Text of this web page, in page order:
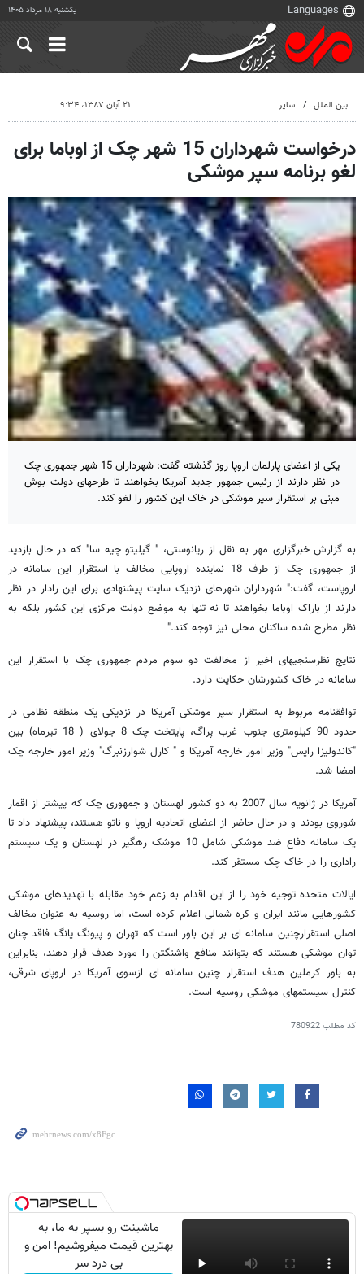
یکشنبه ۱۸ مرداد ۱۴۰۵
بین الملل سایر ۲۱ آبان ۱۳۸۷، ۹:۳۴
درخواست شهرداران 15 شهر چک از اوباما برای
لغو برنامه سپر موشکی
یکی از اعضای پارلمان اروپا روز گذشته گفت: شهرداران 15 شهر جمهوری چک
در نظر دارند از رئیس جمهور جدید آمریکا بخواهند تا طرحهای دولت بوش
مبنی بر استقرار سپر موشکی در خاک این کشور را لغو کند.
به گزارش خبرگزاری مهر به نقل از ریانوستی، " گیلیتو چیه سا" که در حال بازدید
از جمهوری چک از طرف 18 نماینده اروپایی مخالف با استقرار این سامانه در
اروپاست، گفت:" شهرداران شهرهای نزدیک سایت پیشنهادی برای این رادار در نظر
دارند از باراک اوباما بخواهند تا نه تنها به موضع دولت مرکزی این کشور بلکه به
نظر مطرح شده ساکنان محلی نیز توجه کند."
نتایج نظرسنجیهای اخیر از مخالفت دو سوم مردم جمهوری چک با استقرار این
سامانه در خاک کشورشان حکایت دارد.
توافقنامه مربوط به استقرار سپر موشکی آمریکا در نزدیکی یک منطقه نظامی در
حدود 90 کیلومتری جنوب غرب پراگ، پایتخت چک 8 جولای ( 18 تیرماه) بین
"کاندولیزا رایس" وزیر امور خارجه آمریکا و " کارل شوارزنبرگ" وزیر امور خارجه چک
امضا شد.
آمریکا در ژانویه سال 2007 به دو کشور لهستان و جمهوری چک که پیشتر از اقمار
شوروی بودند و در حال حاضر از اعضای اتحادیه اروپا و ناتو هستند، پیشنهاد داد تا
یک سامانه دفاع ضد موشکی شامل 10 موشک رهگیر در لهستان و یک سیستم
راداری را در خاک چک مستقر کند.
ایالات متحده توجیه خود را از این اقدام به زعم خود مقابله با تهدیدهای موشکی
کشورهایی مانند ایران و کره شمالی اعلام کرده است، اما روسیه به عنوان مخالف
اصلی استقرارچنین سامانه ای بر این باور است که تهران و پیونگ یانگ فاقد چنان
توان موشکی هستند که بتوانند منافع واشنگتن را مورد هدف قرار دهند، بنابراین
به باور کرملین هدف استقرار چنین سامانه ای ازسوی آمریکا در اروپای شرقی،
کنترل سیستمهای موشکی روسیه است.
کد مطلب780922
ماشینت رو بسپر به ما، به
بهترین قیمت میفروشیم! امن و
بی درد سر